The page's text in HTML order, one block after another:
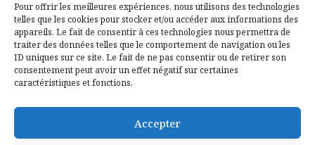
Pour offrir les meilleures expériences, nous utilisons des technologies
telles que les cookies pour stocker et/ou accéder aux informations des
appareils. Le fait de consentir à ces technologies nous permettra de
traiter des données telles que le comportement de navigation ou les
ID uniques sur ce site. Le fait de ne pas consentir ou de retirer son
consentement peut avoir un effet négatif sur certaines
caractéristiques et fonctions.
Accepter
Contactez-nous
Mentions légales